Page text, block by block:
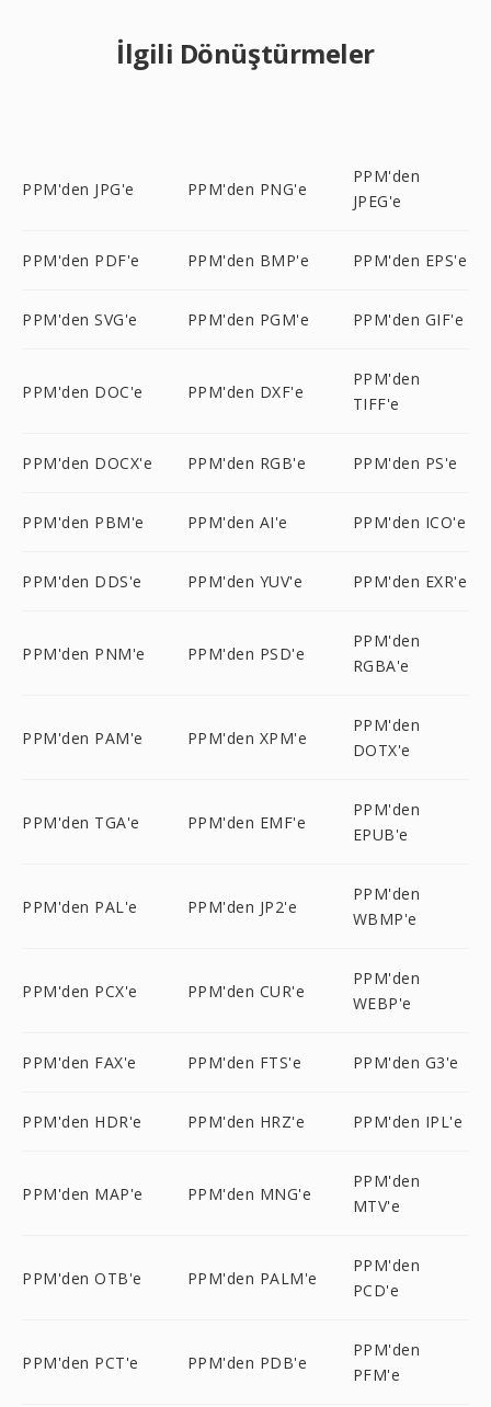
İlgili Dönüştürmeler
PPM'den JPG'e PPM'den PNG'e
PPM'den
JPEG'e
PPM'den PDF'e PPM'den BMP'e PPM'den EPS'e
PPM'den SVG'e PPM'den PGM'e PPM'den GIF'e
PPM'den DOC'e PPM'den DXF'e
PPM'den
TIFF'e
PPM'den DOCX'e PPM'den RGB'e PPM'den PS'e
PPM'den PBM'e PPM'den AI'e PPM'den ICO'e
PPM'den DDS'e PPM'den YUV'e PPM'den EXR'e
PPM'den PNM'e PPM'den PSD'e
PPM'den
RGBA'e
PPM'den PAM'e PPM'den XPM'e
PPM'den
DOTX'e
PPM'den TGA'e PPM'den EMF'e
PPM'den
EPUB'e
PPM'den PAL'e PPM'den JP2'e
PPM'den
WBMP'e
PPM'den PCX'e PPM'den CUR'e
PPM'den
WEBP'e
PPM'den FAX'e PPM'den FTS'e PPM'den G3'e
PPM'den HDR'e PPM'den HRZ'e PPM'den IPL'e
PPM'den MAP'e PPM'den MNG'e
PPM'den
MTV'e
PPM'den OTB'e PPM'den PALM'e
PPM'den
PCD'e
PPM'den PCT'e PPM'den PDB'e
PPM'den
PFM'e